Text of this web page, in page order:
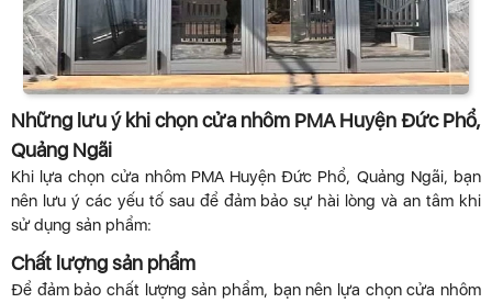
Những lưu ý khi chọn cửa nhôm PMA Huyện Đức Phổ,
Quảng Ngãi
Khi lựa chọn cửa nhôm PMA Huyện Đức Phổ, Quảng Ngãi, bạn
nên lưu ý các yếu tố sau để đảm bảo sự hài lòng và an tâm khi
sử dụng sản phẩm:
Chất lượng sản phẩm
Để đảm bảo chất lượng sản phẩm, bạn nên lựa chọn cửa nhôm